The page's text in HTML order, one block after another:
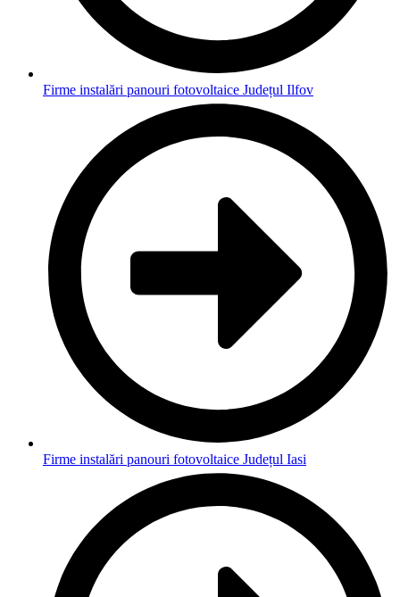
Firme instalări panouri fotovoltaice Județul Ilfov
Firme instalări panouri fotovoltaice Județul Iasi